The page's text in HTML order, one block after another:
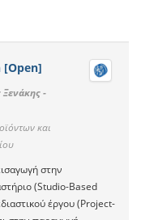
[Open]
-
και
στην
(Studio-Based
έργου (Project-